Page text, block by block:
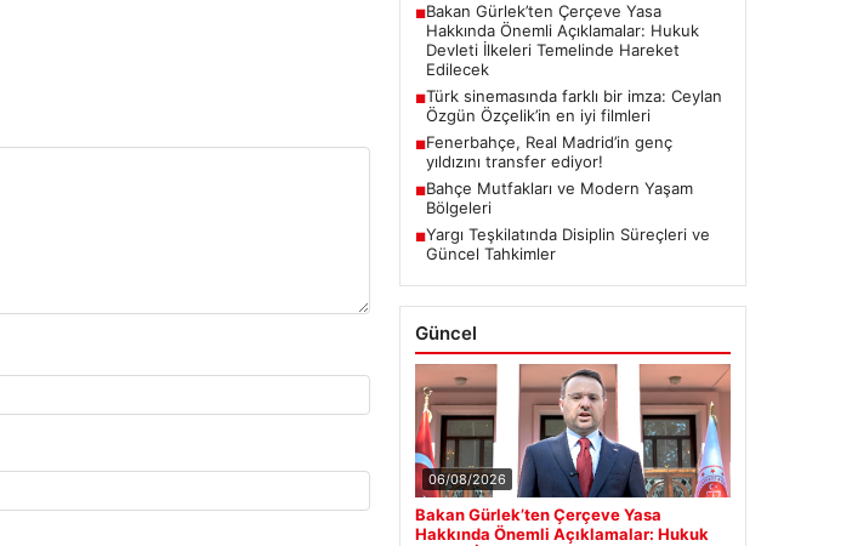
■Bakan Gürlek’ten Çerçeve Yasa
Hakkında Önemli Açıklamalar: Hukuk
Devleti İlkeleri Temelinde Hareket
Edilecek
■Türk sinemasında farklı bir imza: Ceylan
Özgün Özçelik’in en iyi filmleri
■Fenerbahçe, Real Madrid’in genç
yıldızını transfer ediyor!
■Bahçe Mutfakları ve Modern Yaşam
Bölgeleri
■Yargı Teşkilatında Disiplin Süreçleri ve
Güncel Tahkimler
Güncel
06/08/2026
Bakan Gürlek’ten Çerçeve Yasa
Hakkında Önemli Açıklamalar: Hukuk